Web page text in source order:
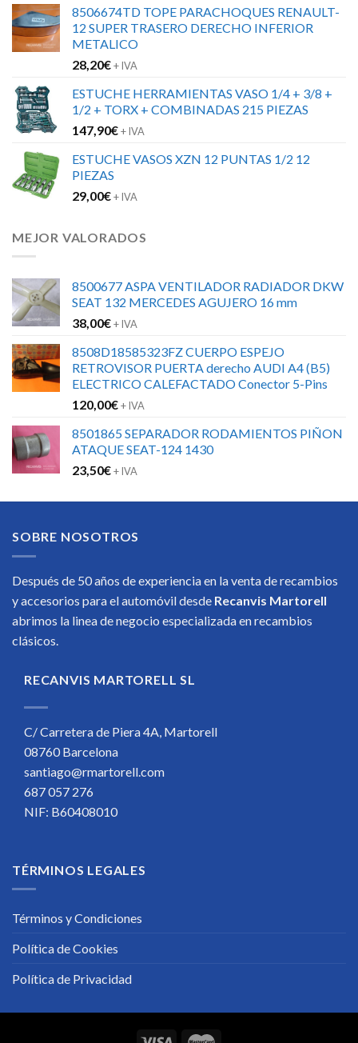
8506674TD TOPE PARACHOQUES RENAULT-
12 SUPER TRASERO DERECHO INFERIOR
METALICO
28,20€+ IVA
ESTUCHE HERRAMIENTAS VASO 1/4 + 3/8 +
1/2 + TORX + COMBINADAS 215 PIEZAS
147,90€+ IVA
ESTUCHE VASOS XZN 12 PUNTAS 1/2 12
PIEZAS
29,00€+ IVA
MEJOR VALORADOS
8500677 ASPA VENTILADOR RADIADOR DKW
SEAT 132 MERCEDES AGUJERO 16 mm
38,00€+ IVA
8508D18585323FZ CUERPO ESPEJO
RETROVISOR PUERTA derecho AUDI A4 (B5)
ELECTRICO CALEFACTADO Conector 5-Pins
120,00€+ IVA
8501865 SEPARADOR RODAMIENTOS PIÑON
ATAQUE SEAT-124 1430
23,50€+ IVA
SOBRE NOSOTROS
Después de 50 años de experiencia en la venta de recambios
y accesorios para el automóvil desde Recanvis Martorell
abrimos la linea de negocio especializada en recambios
clásicos.
RECANVIS MARTORELL SL
C/ Carretera de Piera 4A, Martorell
08760 Barcelona
santiago@rmartorell.com
687 057 276
NIF: B60408010
TÉRMINOS LEGALES
Términos y Condiciones
Política de Cookies
Política de Privacidad